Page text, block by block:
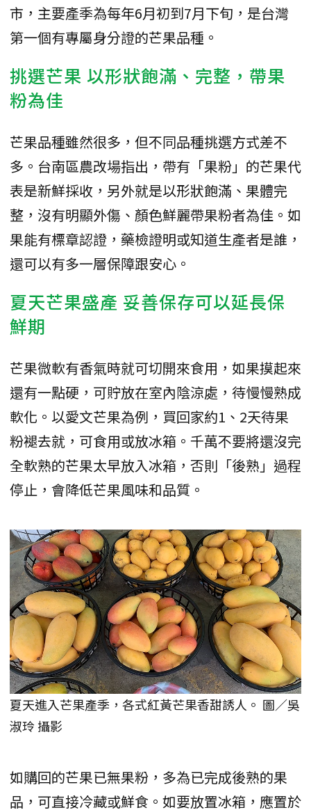
市，主要產季為每年6月初到7月下旬，是台灣
第一個有專屬身分證的芒果品種。
挑選芒果 以形狀飽滿、完整，帶果
粉為佳
芒果品種雖然很多，但不同品種挑選方式差不
多。台南區農改場指出，帶有「果粉」的芒果代
表是新鮮採收，另外就是以形狀飽滿、果體完
整，沒有明顯外傷、顏色鮮麗帶果粉者為佳。如
果能有標章認證，藥檢證明或知道生產者是誰，
還可以有多一層保障跟安心。
夏天芒果盛產 妥善保存可以延長保
鮮期
芒果微軟有香氣時就可切開來食用，如果摸起來
還有一點硬，可貯放在室內陰涼處，待慢慢熟成
軟化。以愛文芒果為例，買回家約1、2天待果
粉褪去就，可食用或放冰箱。千萬不要將還沒完
全軟熟的芒果太早放入冰箱，否則「後熟」過程
停止，會降低芒果風味和品質。
夏天進入芒果產季，各式紅黃芒果香甜誘人。 圖／吳
淑玲 攝影
如購回的芒果已無果粉，多為已完成後熟的果
品，可直接冷藏或鮮食。如要放置冰箱，應置於